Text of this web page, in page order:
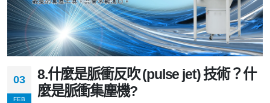
03
FEB
8.什麼是脈衝反吹 (pulse jet) 技術？什
麼是脈衝集塵機?